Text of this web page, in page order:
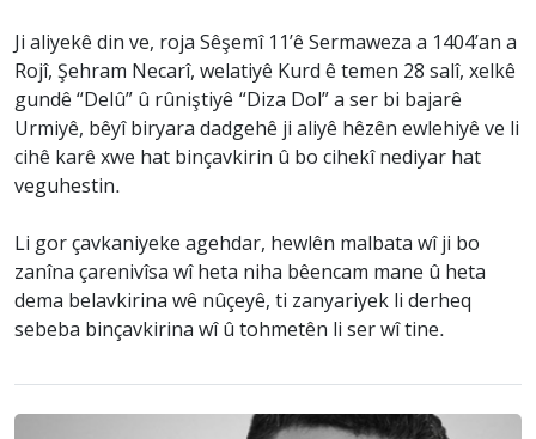
Ji aliyekê din ve, roja Sêşemî 11’ê Sermaweza a 1404’an a
Rojî, Şehram Necarî, welatiyê Kurd ê temen 28 salî, xelkê
gundê “Delû” û rûniştiyê “Diza Dol” a ser bi bajarê
Urmiyê, bêyî biryara dadgehê ji aliyê hêzên ewlehiyê ve li
cihê karê xwe hat binçavkirin û bo cihekî nediyar hat
veguhestin.
Li gor çavkaniyeke agehdar, hewlên malbata wî ji bo
zanîna çarenivîsa wî heta niha bêencam mane û heta
dema belavkirina wê nûçeyê, ti zanyariyek li derheq
sebeba binçavkirina wî û tohmetên li ser wî tine.